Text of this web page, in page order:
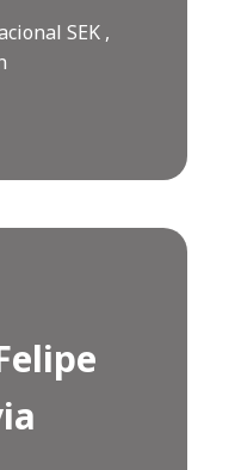
SEK ,